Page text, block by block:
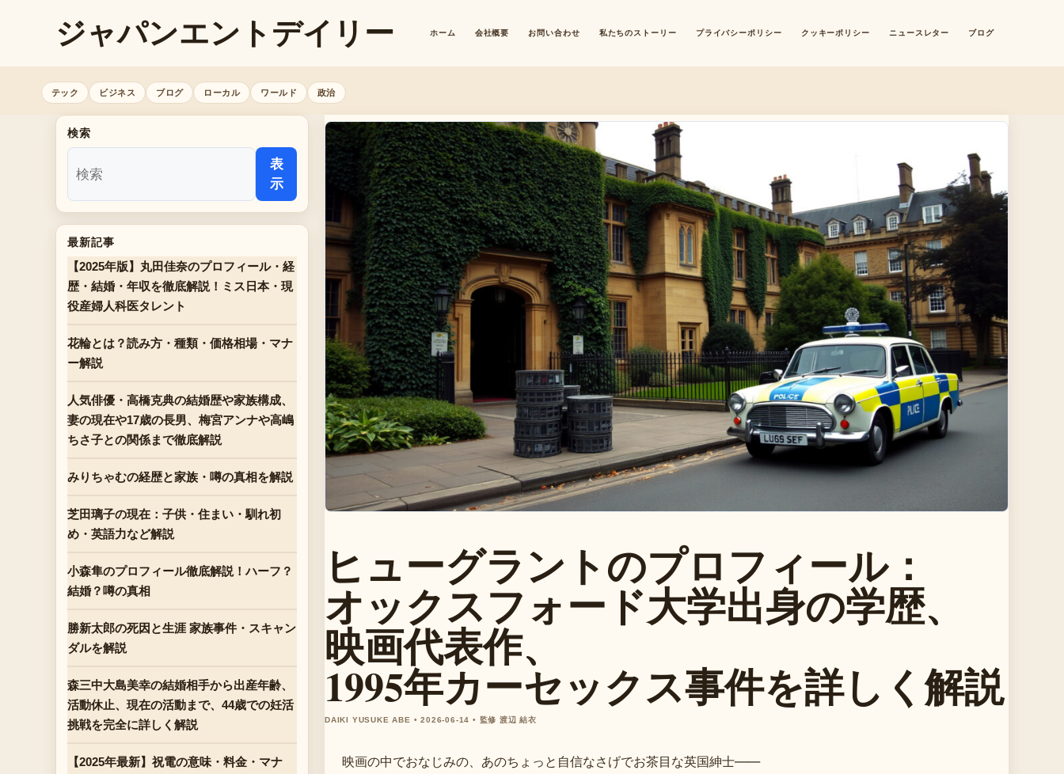
ジャパンエントデイリー ホーム 会社概要 お問い合わせ 私たちのストーリー プライバシーポリシー クッキーポリシー ニュースレター ブログ
テック ビジネス ブログ ローカル ワールド 政治
ヒューグラントのプロフィール：
オックスフォード大学出身の学歴、
映画代表作、
1995年カーセックス事件を詳しく解説
DAIKI YUSUKE ABE • 2026-06-14 • 監修 渡辺 結衣
映画の中でおなじみの、あのちょっと自信なさげでお茶目な英国紳士——
検索
表
示
最新記事
【2025年版】丸田佳奈のプロフィール・経
歴・結婚・年収を徹底解説！ミス日本・現
役産婦人科医タレント
花輪とは？読み方・種類・価格相場・マナ
ー解説
人気俳優・高橋克典の結婚歴や家族構成、
妻の現在や17歳の長男、梅宮アンナや高嶋
ちさ子との関係まで徹底解説
みりちゃむの経歴と家族・噂の真相を解説
芝田璃子の現在：子供・住まい・馴れ初
め・英語力など解説
小森隼のプロフィール徹底解説！ハーフ？
結婚？噂の真相
勝新太郎の死因と生涯 家族事件・スキャン
ダルを解説
森三中大島美幸の結婚相手から出産年齢、
活動休止、現在の活動まで、44歳での妊活
挑戦を完全に詳しく解説
【2025年最新】祝電の意味・料金・マナ